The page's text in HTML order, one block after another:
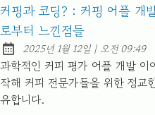
커핑과 코딩? : 커핑 어플 개
로부터 느낀점들
Published:
2025년 1월 12일| at
오전 09:49
과학적인 커피 평가 어플 개발 이
작해 커피 전문가들을 위한 정교
유합니다.